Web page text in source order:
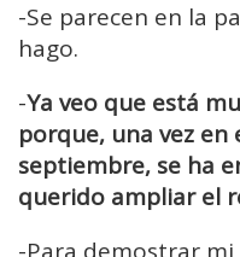
-Se parecen en la
hago.
-Ya veo que está
porque, una vez en
septiembre, se ha
querido ampliar el